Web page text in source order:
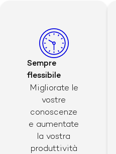
Sempre
flessibile
Migliorate le
vostre
conoscenze
e aumentate
la vostra
produttività